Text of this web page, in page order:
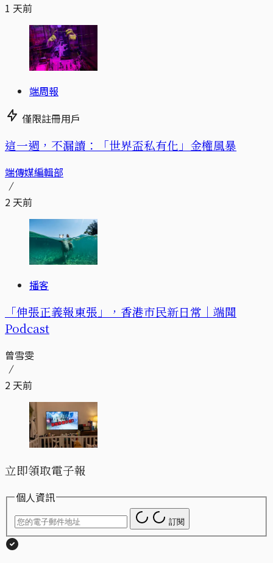
1 天前
端周報
僅限註冊用戶
這一週，不漏讀：「世界盃私有化」金權風暴
端傳媒編輯部
2 天前
播客
「伸張正義報東張」，香港市民新日常｜端聞
Podcast
曾雪雯
2 天前
立即領取電子報
個人資訊
訂閱